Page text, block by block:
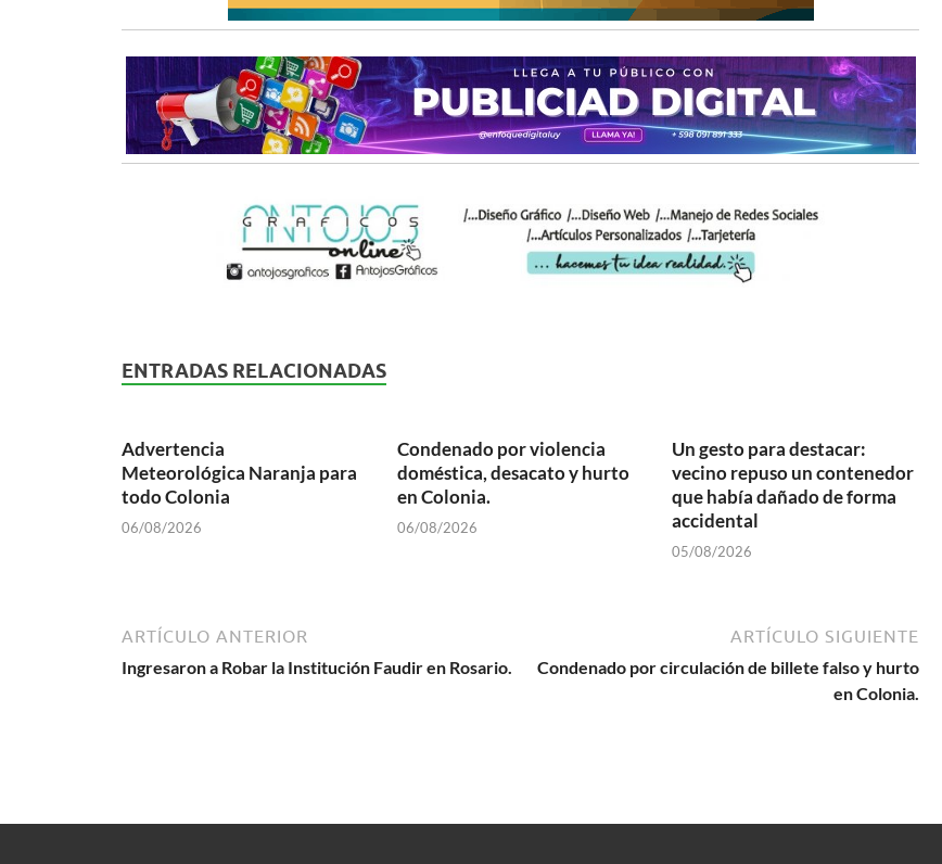
ENTRADAS RELACIONADAS
Advertencia
Meteorológica Naranja para
todo Colonia
06/08/2026
Condenado por violencia
doméstica, desacato y hurto
en Colonia.
06/08/2026
Un gesto para destacar:
vecino repuso un contenedor
que había dañado de forma
accidental
05/08/2026
ARTÍCULO ANTERIOR
Ingresaron a Robar la Institución Faudir en Rosario.
ARTÍCULO SIGUIENTE
Condenado por circulación de billete falso y hurto
en Colonia.